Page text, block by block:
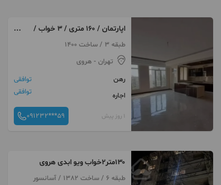
اپارتمان / ۱۶۰ متری / ۳ خواب /
تاپ لوکیشن
طبقه 3 / ساخت 1400
تهران - هروی
رهن
توافقی
اجاره
توافقی
1 روز پیش 091232***59
۱۳۰متر۲خواب ویو ابدی هروی
طبقه 6 / ساخت 1382 / آسانسور